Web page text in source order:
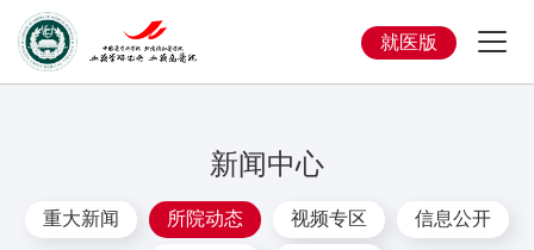
就医版
新闻中心
重大新闻 所院动态 视频专区 信息公开